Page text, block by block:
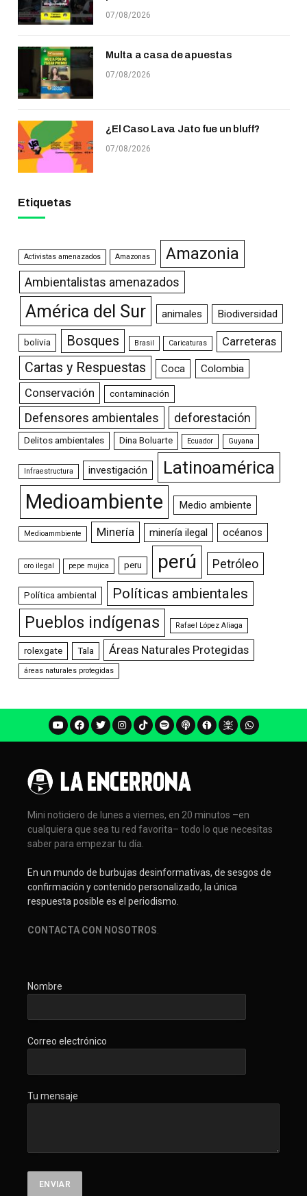
07/08/2026
Multa a casa de apuestas
07/08/2026
¿El Caso Lava Jato fue un bluff?
07/08/2026
Etiquetas
Activistas amenazados Amazonas Amazonia
Ambientalistas amenazados
América del Sur animales Biodiversidad
bolivia Bosques Brasil Caricaturas Carreteras
Cartas y Respuestas Coca Colombia
Conservación contaminación
Defensores ambientales deforestación
Delitos ambientales Dina Boluarte Ecuador Guyana
Infraestructura investigación Latinoamérica
Medioambiente Medio ambiente
Medioammbiente Minería minería ilegal océanos
oro ilegal pepe mujica peru perú Petróleo
Política ambiental Políticas ambientales
Pueblos indígenas Rafael López Aliaga
rolexgate Tala Áreas Naturales Protegidas
áreas naturales protegidas
Mini noticiero de lunes a viernes, en 20 minutos –en
cualquiera que sea tu red favorita– todo lo que necesitas
saber para empezar tu día.
En un mundo de burbujas desinformativas, de sesgos de
confirmación y contenido personalizado, la única
respuesta posible es el periodismo.
CONTACTA CON NOSOTROS
Nombre
Correo electrónico
Tu mensaje